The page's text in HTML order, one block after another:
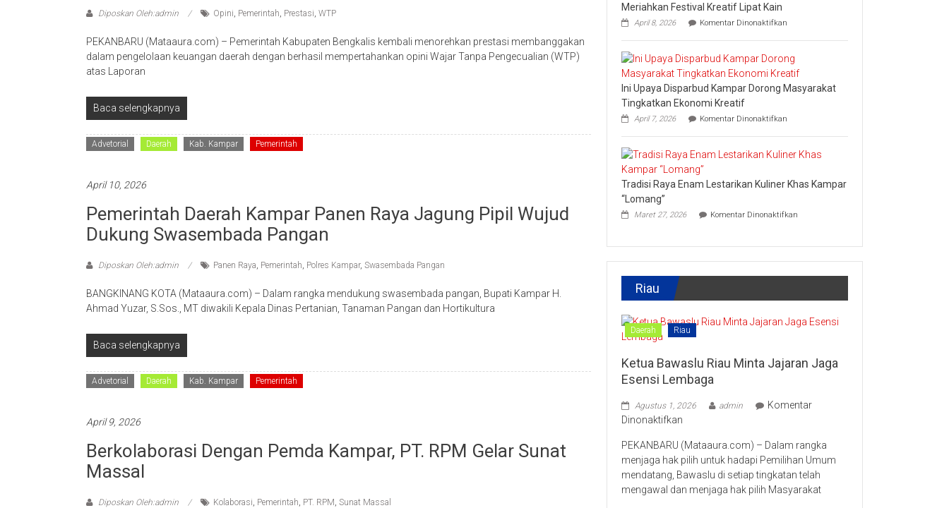
Diposkan Oleh:admin Opini, Pemerintah, Prestasi, WTP
PEKANBARU (Mataaura.com) – Pemerintah Kabupaten Bengkalis kembali menorehkan prestasi membanggakan
dalam pengelolaan keuangan daerah dengan berhasil mempertahankan opini Wajar Tanpa Pengecualian (WTP)
atas Laporan
Baca selengkapnya
Advetorial Daerah Kab. Kampar Pemerintah
April 10, 2026
Pemerintah Daerah Kampar Panen Raya Jagung Pipil Wujud
Dukung Swasembada Pangan
Diposkan Oleh:admin Panen Raya, Pemerintah, Polres Kampar, Swasembada Pangan
BANGKINANG KOTA (Mataaura.com) – Dalam rangka mendukung swasembada pangan, Bupati Kampar H.
Ahmad Yuzar, S.Sos., MT diwakili Kepala Dinas Pertanian, Tanaman Pangan dan Hortikultura
Baca selengkapnya
Advetorial Daerah Kab. Kampar Pemerintah
April 9, 2026
Berkolaborasi Dengan Pemda Kampar, PT. RPM Gelar Sunat
Massal
Diposkan Oleh:admin Kolaborasi, Pemerintah, PT. RPM, Sunat Massal
Apresiasi
Pokdarwis
Meriahkan Festival Kreatif Lipat Kain
April 8, 2026 Komentar Dinonaktifkan
Memasak
Tradisional
Turut
Meriahkan
Ini Upaya Disparbud Kampar Dorong Masyarakat
Tingkatkan Ekonomi Kreatif
April 7, 2026 Komentar Dinonaktifkan
Upaya
Disparbud
Kampar
Masyarakat
Kreatif
Tradisi Raya Enam Lestarikan Kuliner Khas Kampar
“Lomang”
Maret 27, 2026 Komentar Dinonaktifkan
Enam
Khas
“Lomang”
Riau
Daerah Riau
Ketua Bawaslu Riau Minta Jajaran Jaga
Esensi Lembaga
Agustus 1, 2026 admin
Komentar
Dinonaktifkan
Bawaslu
Riau
Minta
Jajaran
PEKANBARU (Mataaura.com) – Dalam rangka
menjaga hak pilih untuk hadapi Pemilihan Umum
mendatang, Bawaslu di setiap tingkatan telah
mengawal dan menjaga hak pilih Masyarakat